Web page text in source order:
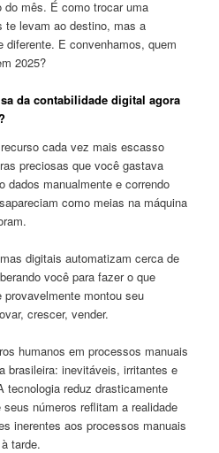
mês. É como trocar uma
te levam ao destino, mas a
diferente. E convenhamos, quem
2025?
da contabilidade digital agora
cada vez mais escasso
preciosas que você gastava
dados manualmente e correndo
como meias na máquina
digitais automatizam cerca de
você para fazer o que
provavelmente montou seu
crescer, vender.
humanos em processos manuais
brasileira: inevitáveis, irritantes e
tecnologia reduz drasticamente
números reflitam a realidade
inerentes aos processos manuais
tarde.